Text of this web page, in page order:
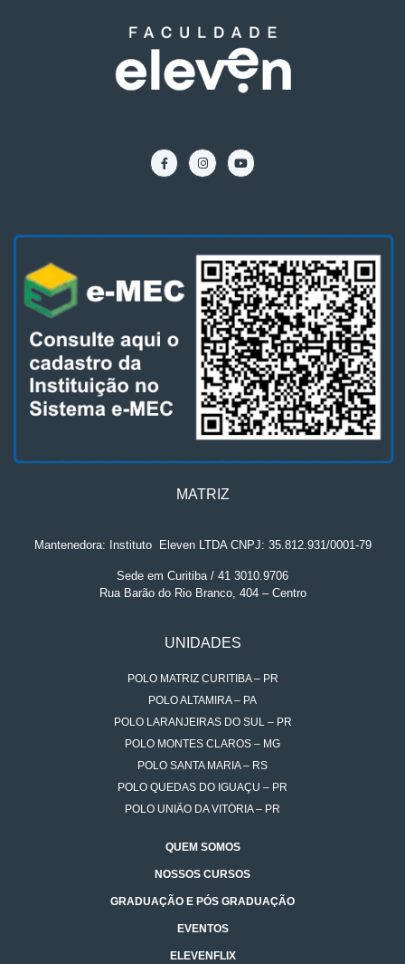
MATRIZ
Mantenedora: Instituto. Eleven LTDA CNPJ: 35.812.931/0001-79
Sede em Curitiba / 41 3010.9706
Rua Barão do Rio Branco, 404 – Centro
UNIDADES
POLO MATRIZ CURITIBA – PR
POLO ALTAMIRA – PA
POLO LARANJEIRAS DO SUL – PR
POLO MONTES CLAROS – MG
POLO SANTA MARIA – RS
POLO QUEDAS DO IGUAÇU – PR
POLO UNIÃO DA VITÓRIA – PR
QUEM SOMOS
NOSSOS CURSOS
GRADUAÇÃO E PÓS GRADUAÇÃO
EVENTOS
ELEVENFLIX